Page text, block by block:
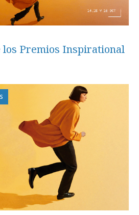
los Premios Inspirational